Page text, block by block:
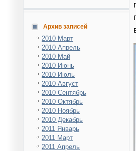
Архив записей
2010 Март
2010 Апрель
2010 Май
2010 Июнь
2010 Июль
2010 Август
2010 Сентябрь
2010 Октябрь
2010 Ноябрь
2010 Декабрь
2011 Январь
2011 Март
2011 Апрель